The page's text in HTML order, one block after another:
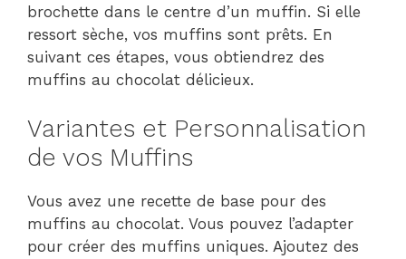
brochette dans le centre d’un muffin. Si elle
ressort sèche, vos muffins sont prêts. En
suivant ces étapes, vous obtiendrez des
muffins au chocolat délicieux.
Variantes et Personnalisation
de vos Muffins
Vous avez une recette de base pour des
muffins au chocolat. Vous pouvez l’adapter
pour créer des muffins uniques. Ajoutez des